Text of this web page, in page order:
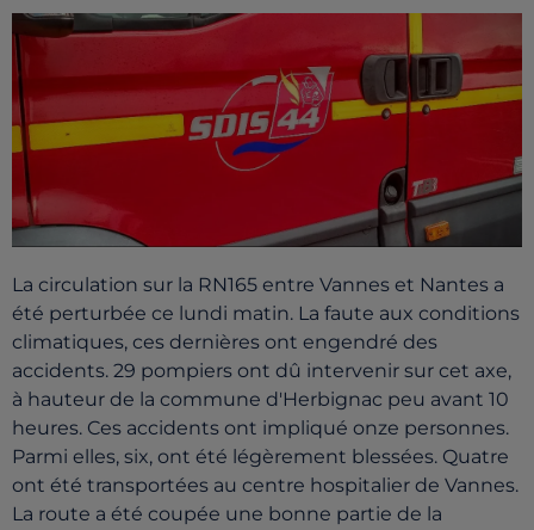
La circulation sur la RN165 entre Vannes et Nantes a
été perturbée ce lundi matin. La faute aux conditions
climatiques, ces dernières ont engendré des
accidents. 29 pompiers ont dû intervenir sur cet axe,
à hauteur de la commune d'Herbignac peu avant 10
heures. Ces accidents ont impliqué onze personnes.
Parmi elles, six, ont été légèrement blessées. Quatre
ont été transportées au centre hospitalier de Vannes.
La route a été coupée une bonne partie de la